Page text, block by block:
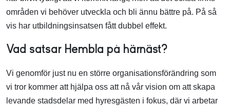
områden vi behöver utveckla och bli ännu bättre på. På så
vis har utbildningsinsatsen fått dubbel effekt.
Vad satsar Hembla på härnäst?
Vi genomför just nu en större organisationsförändring som
vi tror kommer att hjälpa oss att nå vår vision om att skapa
levande stadsdelar med hyresgästen i fokus, där vi arbetar